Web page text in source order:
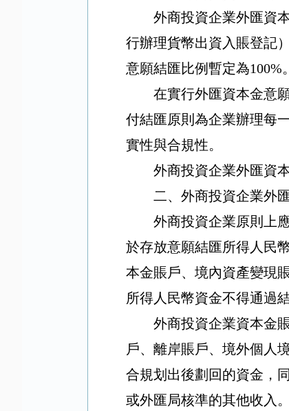
外商投資企業外匯資
行辦理貨幣出資入賬登記
意願結匯比例暫定為100%
在實行外匯資本金意
付結匯原則為企業辦理每
實性與合規性。
外商投資企業外匯資
二、外商投資企業外
外商投資企業原則上
於存放意願結匯所得人民
本金賬戶、境內資產變現
所得人民幣資金不得通過
外商投資企業資本金
戶、離岸賬戶、境外個人
合規划出後劃回的資金，
或外匯局核準的其他收入。